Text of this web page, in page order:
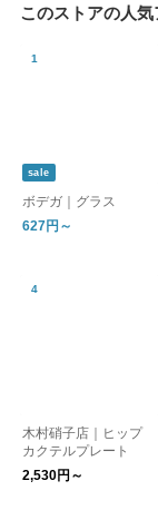
このストアの人
sale
ボデガ｜グラス
627円～
木村硝子店｜ヒップ
カクテルプレート
2,530円～